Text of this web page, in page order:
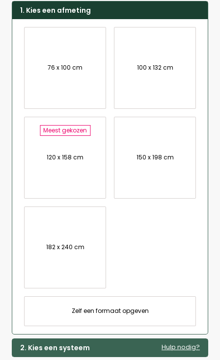
1. Kies een afmeting
76 x 100 cm 100 x 132 cm
Meest gekozen
120 x 158 cm 150 x 198 cm
182 x 240 cm
Zelf een formaat opgeven
2. Kies een systeem Hulp nodig?